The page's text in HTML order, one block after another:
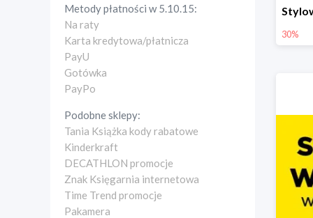
Metody płatności w5.10.15:
Na raty
Karta kredytowa/płatnicza
PayU
Gotówka
PayPo
Podobne sklepy:
Tania Książka kody rabatowe
Kinderkraft
DECATHLON promocje
Znak Księgarnia internetowa
Time Trend promocje
Pakamera
30%